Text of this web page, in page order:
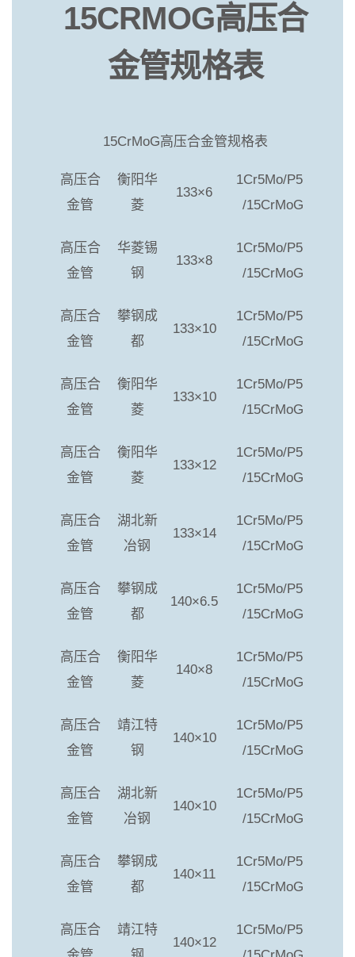
15CRMOG高压合
金管规格表
15CrMoG高压合金管规格表
高压合
金管
衡阳华
菱
133×6
1Cr5Mo/P5
/15CrMoG
高压合
金管
华菱锡
钢
133×8
1Cr5Mo/P5
/15CrMoG
高压合
金管
攀钢成
都
133×10
1Cr5Mo/P5
/15CrMoG
高压合
金管
衡阳华
菱
133×10
1Cr5Mo/P5
/15CrMoG
高压合
金管
衡阳华
菱
133×12
1Cr5Mo/P5
/15CrMoG
高压合
金管
湖北新
冶钢
133×14
1Cr5Mo/P5
/15CrMoG
高压合
金管
攀钢成
都
140×6.5
1Cr5Mo/P5
/15CrMoG
高压合
金管
衡阳华
菱
140×8
1Cr5Mo/P5
/15CrMoG
高压合
金管
靖江特
钢
140×10
1Cr5Mo/P5
/15CrMoG
高压合
金管
湖北新
冶钢
140×10
1Cr5Mo/P5
/15CrMoG
高压合
金管
攀钢成
都
140×11
1Cr5Mo/P5
/15CrMoG
高压合
靖江特
140×12
1Cr5Mo/P5